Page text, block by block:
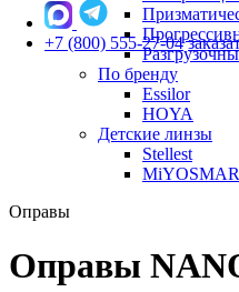
По бренду
Essilor
HOYA
Детские линзы
Stellest
+7 (800) 555-27-04
Оправы
Оправы